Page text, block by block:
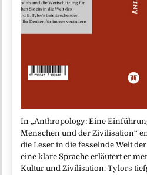
In „Anthropology: Eine
Menschen und der Zivilisation“
die Leser in die fesselnde Welt
eine klare Sprache erläutert er
Kultur und Zivilisation. Tylors